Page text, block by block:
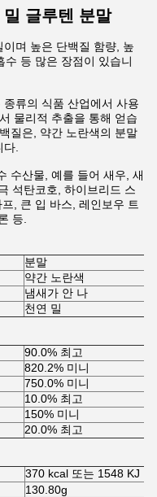
글루텐 분말
며 높은 단백질 함량, 높
등 많은 장점이 있습니
류의 식품 산업에서 사용
물리적 추출을 통해 얻습
질은, 약간 노란색의 분말
.
수산물, 예를 들어 새우, 새
석탄코호, 하이브리드 스
, 큰 입 바스, 레인보우 트
등.
분말
약간 노란색
냄새가 안 나
천연 밀
90.0% 최고
820.2% 미니
750.0% 미니
10.0% 최고
150% 미니
20.0% 최고
370 kcal 또는 1548 KJ
130.80g